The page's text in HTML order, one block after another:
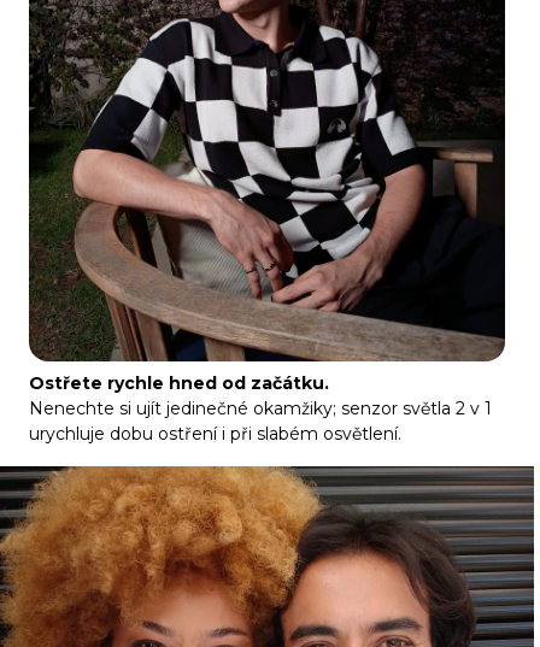
Ostřete rychle hned od začátku.
Nenechte si ujít jedinečné okamžiky; senzor světla 2 v 1
urychluje dobu ostření i při slabém osvětlení.